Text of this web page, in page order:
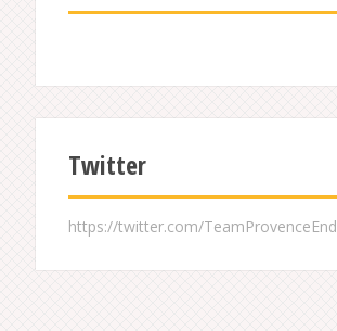
Twitter
https://twitter.com/TeamProvenceEnd